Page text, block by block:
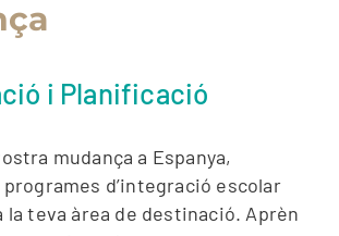
i Planificació
mudança a Espanya,
d’integració escolar
la teva àrea de destinació. Aprèn